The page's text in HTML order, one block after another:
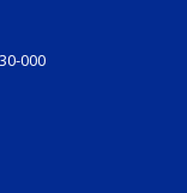
000